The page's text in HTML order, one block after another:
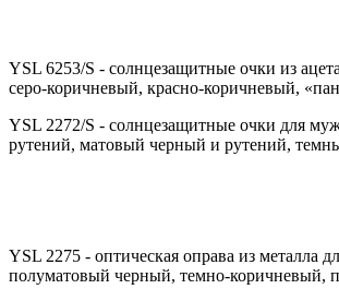
YSL 6253/S - солнцезащитные очки из
серо-коричневый, красно-коричневый,
YSL 2272/S - солнцезащитные очки для
рутений, матовый черный и рутений,
YSL 2275 - оптическая оправа из металла
полуматовый черный, темно-коричневый,